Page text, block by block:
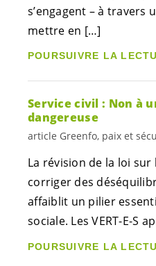
s’engagent – à travers
mettre en […]
POURSUIVRE LA
Service civil : Non à
dangereuse
article Greenfo, paix et
La révision de la loi
corriger des
affaiblit un pilier
sociale. LesVERT-E-S
POURSUIVRE LA